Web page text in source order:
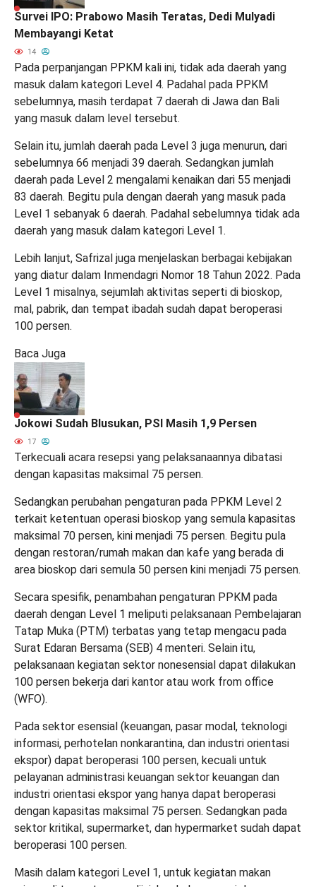
Survei IPO: Prabowo Masih Teratas, Dedi Mulyadi
Membayangi Ketat
14
Pada perpanjangan PPKM kali ini, tidak ada daerah yang
masuk dalam kategori Level 4. Padahal pada PPKM
sebelumnya, masih terdapat 7 daerah di Jawa dan Bali
yang masuk dalam level tersebut.
Selain itu, jumlah daerah pada Level 3 juga menurun, dari
sebelumnya 66 menjadi 39 daerah. Sedangkan jumlah
daerah pada Level 2 mengalami kenaikan dari 55 menjadi
83 daerah. Begitu pula dengan daerah yang masuk pada
Level 1 sebanyak 6 daerah. Padahal sebelumnya tidak ada
daerah yang masuk dalam kategori Level 1.
Lebih lanjut, Safrizal juga menjelaskan berbagai kebijakan
yang diatur dalam Inmendagri Nomor 18 Tahun 2022. Pada
Level 1 misalnya, sejumlah aktivitas seperti di bioskop,
mal, pabrik, dan tempat ibadah sudah dapat beroperasi
100 persen.
Baca Juga
Jokowi Sudah Blusukan, PSI Masih 1,9 Persen
17
Terkecuali acara resepsi yang pelaksanaannya dibatasi
dengan kapasitas maksimal 75 persen.
Sedangkan perubahan pengaturan pada PPKM Level 2
terkait ketentuan operasi bioskop yang semula kapasitas
maksimal 70 persen, kini menjadi 75 persen. Begitu pula
dengan restoran/rumah makan dan kafe yang berada di
area bioskop dari semula 50 persen kini menjadi 75 persen.
Secara spesifik, penambahan pengaturan PPKM pada
daerah dengan Level 1 meliputi pelaksanaan Pembelajaran
Tatap Muka (PTM) terbatas yang tetap mengacu pada
Surat Edaran Bersama (SEB) 4 menteri. Selain itu,
pelaksanaan kegiatan sektor nonesensial dapat dilakukan
100 persen bekerja dari kantor atau work from office
(WFO).
Pada sektor esensial (keuangan, pasar modal, teknologi
informasi, perhotelan nonkarantina, dan industri orientasi
ekspor) dapat beroperasi 100 persen, kecuali untuk
pelayanan administrasi keuangan sektor keuangan dan
industri orientasi ekspor yang hanya dapat beroperasi
dengan kapasitas maksimal 75 persen. Sedangkan pada
sektor kritikal, supermarket, dan hypermarket sudah dapat
beroperasi 100 persen.
Masih dalam kategori Level 1, untuk kegiatan makan